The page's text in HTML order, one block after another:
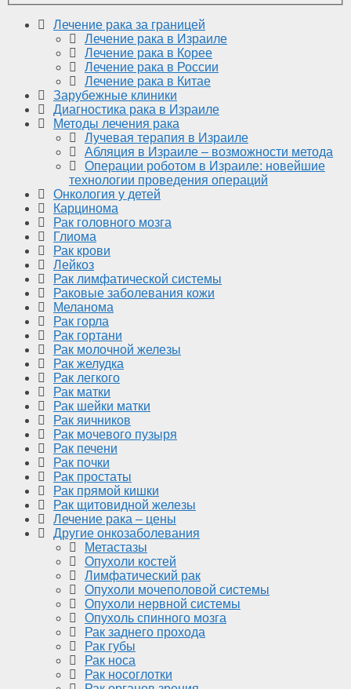
Лечение рака за границей
Лечение рака в Израиле
Лечение рака в Корее
Лечение рака в России
Лечение рака в Китае
Зарубежные клиники
Диагностика рака в Израиле
Методы лечения рака
Лучевая терапия в Израиле
Абляция в Израиле – возможности метода
Операции роботом в Израиле: новейшие
технологии проведения операций
Онкология у детей
Карцинома
Рак головного мозга
Глиома
Рак крови
Лейкоз
Рак лимфатической системы
Раковые заболевания кожи
Меланома
Рак горла
Рак гортани
Рак молочной железы
Рак желудка
Рак легкого
Рак матки
Рак шейки матки
Рак яичников
Рак мочевого пузыря
Рак печени
Рак почки
Рак простаты
Рак прямой кишки
Рак щитовидной железы
Лечение рака – цены
Другие онкозаболевания
Метастазы
Опухоли костей
Лимфатический рак
Опухоли мочеполовой системы
Опухоли нервной системы
Опухоль спинного мозга
Рак заднего прохода
Рак губы
Рак носа
Рак носоглотки